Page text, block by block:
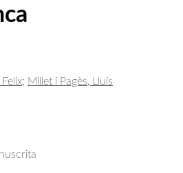
; Millet i Pagès, Lluís